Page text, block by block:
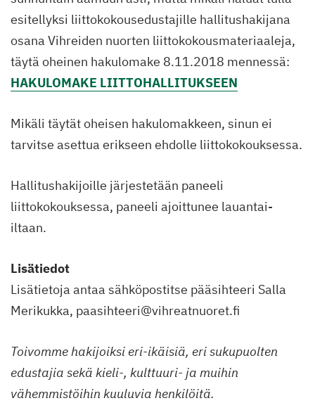
esitellyksi liittokokousedustajille hallitushakijana
osana Vihreiden nuorten liittokokousmateriaaleja,
täytä oheinen hakulomake 8.11.2018 mennessä:
HAKULOMAKE LIITTOHALLITUKSEEN
Mikäli täytät oheisen hakulomakkeen, sinun ei
tarvitse asettua erikseen ehdolle liittokokouksessa.
Hallitushakijoille järjestetään paneeli
liittokokouksessa, paneeli ajoittunee lauantai-
iltaan.
Lisätiedot
Lisätietoja antaa sähköpostitse pääsihteeri Salla
Merikukka, paasihteeri@vihreatnuoret.fi
Toivomme hakijoiksi eri-ikäisiä, eri sukupuolten
edustajia sekä kieli-, kulttuuri- ja muihin
vähemmistöihin kuuluvia henkilöitä.